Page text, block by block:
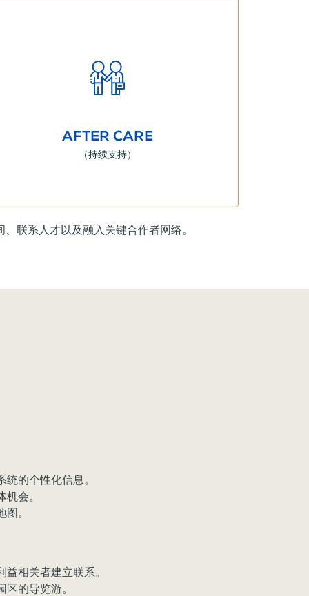
AFTER CARE
（持续支持）
我们在业务发展的每个阶段提供密切的监控和战略支持。
更多信息
联系人才以及融入关键合作者网络。
的个性化信息。
会。
。
相关者建立联系。
的导览游。